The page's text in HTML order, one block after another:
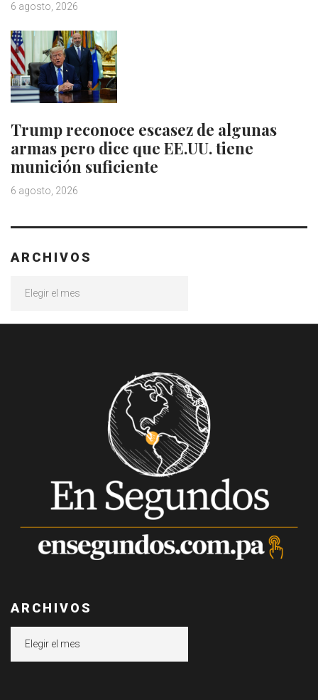
6 agosto, 2026
Trump reconoce escasez de algunas
armas pero dice que EE.UU. tiene
munición suficiente
6 agosto, 2026
ARCHIVOS
ARCHIVOS